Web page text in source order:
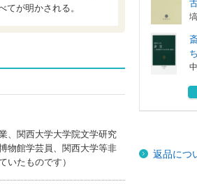
が明かされる。
、関西大学大学院文学研究
物館学芸員、関西大学等非
たものです）
返品につ